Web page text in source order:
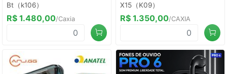
Bt（k106）
R$ 1.480,00/Caxia
X15（K09）
R$ 1.350,00/CAXIA